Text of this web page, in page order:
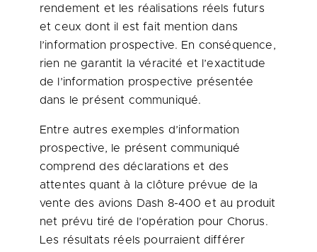
rendement et les réalisations réels futurs
et ceux dont il est fait mention dans
l’information prospective. En conséquence,
rien ne garantit la véracité et l’exactitude
de l’information prospective présentée
dans le présent communiqué.
Entre autres exemples d’information
prospective, le présent communiqué
comprend des déclarations et des
attentes quant à la clôture prévue de la
vente des avions Dash 8-400 et au produit
net prévu tiré de l’opération pour Chorus.
Les résultats réels pourraient différer